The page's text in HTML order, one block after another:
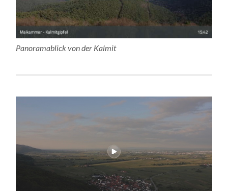
Panoramablick von der Kalmit